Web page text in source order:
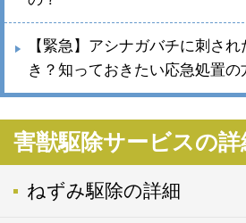
【緊急】アシナガバチに刺さ
き？知っておきたい応急処置の
害獣駆除サービスの詳
ねずみ駆除の詳細